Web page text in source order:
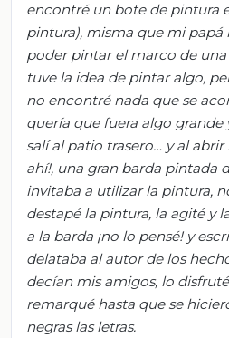
encontré un bote de pintura
pintura), misma que mi
poder pintar el marco de
tuve la idea de pintar algo,
no encontré nada que se
quería que fuera algo grande
salí al patio trasero… y al abrir
ahí!, una gran barda pintada
invitaba a utilizar la pintura,
destapé la pintura, la agité y
a la barda ¡no lo pensé! y
delataba al autor de los
decían mis amigos, lo
remarqué hasta que se
negras las letras.